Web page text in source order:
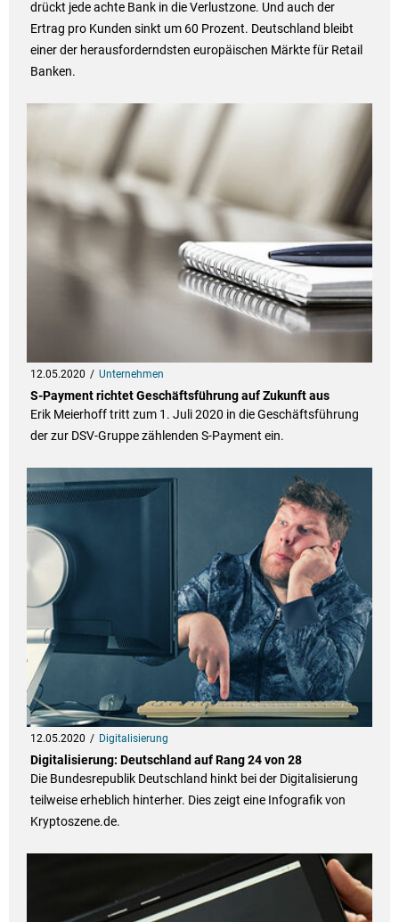
drückt jede achte Bank in die Verlustzone. Und auch der
Ertrag pro Kunden sinkt um 60 Prozent. Deutschland bleibt
einer der herausforderndsten europäischen Märkte für Retail
Banken.
12.05.2020 Unternehmen
S-Payment richtet Geschäftsführung auf Zukunft aus
Erik Meierhoff tritt zum 1. Juli 2020 in die Geschäftsführung
der zur DSV-Gruppe zählenden S-Payment ein.
12.05.2020 Digitalisierung
Digitalisierung: Deutschland auf Rang 24 von 28
Die Bundesrepublik Deutschland hinkt bei der Digitalisierung
teilweise erheblich hinterher. Dies zeigt eine Infografik von
Kryptoszene.de.